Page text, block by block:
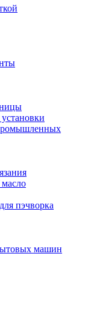
пэчворка
машин